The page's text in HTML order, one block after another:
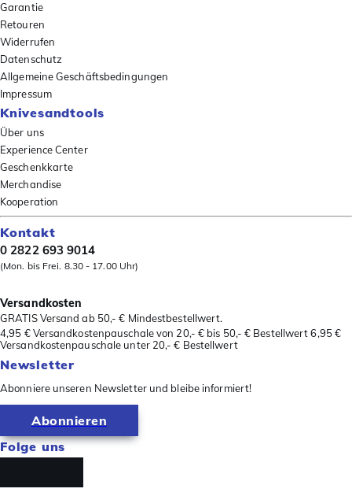
Garantie
Retouren
Widerrufen
Datenschutz
Allgemeine Geschäftsbedingungen
Impressum
Knivesandtools
Über uns
Experience Center
Geschenkkarte
Merchandise
Kooperation
Kontakt
0 2822 693 9014
(Mon. bis Frei. 8.30 - 17.00 Uhr)
Versandkosten
GRATIS Versand ab 50,- € Mindestbestellwert.
4,95 € Versandkostenpauschale von 20,- € bis 50,- € Bestellwert 6,95 €
Versandkostenpauschale unter 20,- € Bestellwert
Newsletter
Abonniere unseren Newsletter und bleibe informiert!
Abonnieren
Folge uns